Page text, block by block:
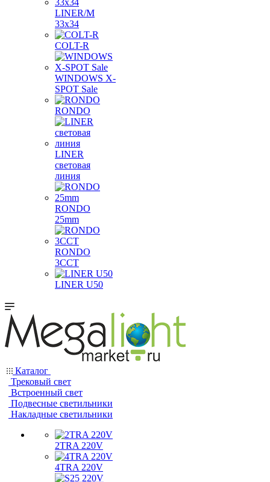
LINER/М
33х34
COLT-R
WINDOWS X-
SPOT Sale
RONDO
LINER
световая
линия
RONDO
25mm
RONDO
3CCT
LINER U50
Каталог
Трековый свет
Встроенный свет
Подвесные светильники
Накладные светильники
2TRA 220V
4TRA 220V